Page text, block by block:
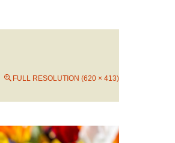
FULL RESOLUTION (620 × 413)